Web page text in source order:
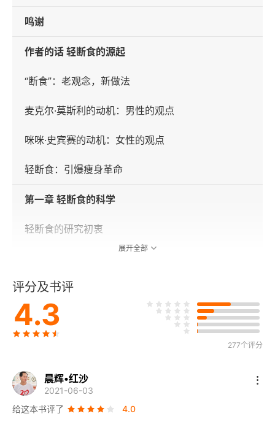
鸣谢
作者的话 轻断食的源起
“断食”：老观念，新做法
麦克尔·莫斯利的动机：男性的观点
咪咪·史宾赛的动机：女性的观点
轻断食：引爆瘦身革命
第一章 轻断食的科学
轻断食的研究初衷
轻断食的回报有哪些
开始轻断食：我的个人经历
第二章 轻断食的做法
吃什么，吃多少，如何开始
展开全部
评分及书评
4.3
277个评分
晨辉•红沙
2021-06-03
给这本书评了
4.0